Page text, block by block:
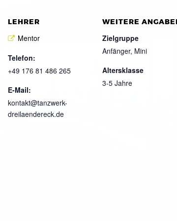
LEHRER
Mentor
Telefon:
+49 176 81 486 265
E-Mail:
kontakt@tanzwerk-
dreilaendereck.de
WEITERE
Zielgruppe
Anfänger, Mini
Altersklasse
3-5 Jahre